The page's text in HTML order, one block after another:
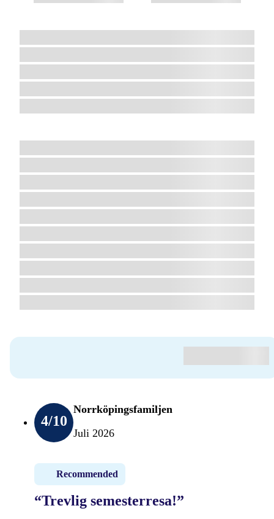
4/10
Norrköpingsfamiljen
Juli 2026
Recommended
“Trevlig semesterresa!”